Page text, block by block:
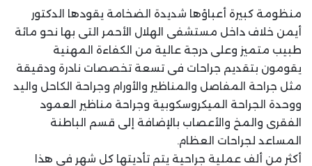
منظومة كبيرة أعباؤها شديدة الضخامة يقودها الدكتور
أيمن خلاف داخل مستشفى الهلال الأحمر التى بها نحو مائة
طبيب متميز وعلى درجة عالية من الكفاءة المهنية
يقومون بتقديم جراحات فى تسعة تخصصات نادرة ودقيقة
مثل جراحة المفاصل والمناظير والأورام وجراحة الكاحل واليد
ووحدة الجراحة الميكروسكوبية وجراحة مناظير العمود
الفقرى والمخ والأعصاب بالإضافة إلى قسم الباطنة
المساعد لجراحات العظام.
أكثر من ألف عملية جراحية يتم تأديتها كل شهر فى هذا